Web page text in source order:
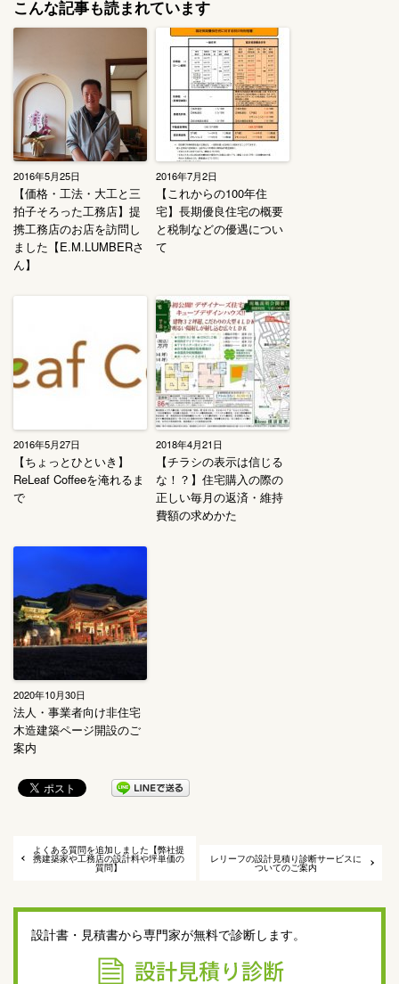
こんな記事も読まれています
2016年5月25日
【価格・工法・大工と三
拍子そろった工務店】提
携工務店のお店を訪問し
ました【E.M.LUMBERさ
ん】
2016年7月2日
【これからの100年住
宅】長期優良住宅の概要
と税制などの優遇につい
て
2016年5月27日
【ちょっとひといき】
ReLeaf Coffeeを淹れるま
で
2018年4月21日
【チラシの表示は信じる
な！？】住宅購入の際の
正しい毎月の返済・維持
費額の求めかた
2020年10月30日
法人・事業者向け非住宅
木造建築ページ開設のご
案内
よくある質問を追加しました【弊社提
携建築家や工務店の設計料や坪単価の
質問】
レリーフの設計見積り診断サービスに
ついてのご案内
設計書・見積書から専門家が無料で診断します。